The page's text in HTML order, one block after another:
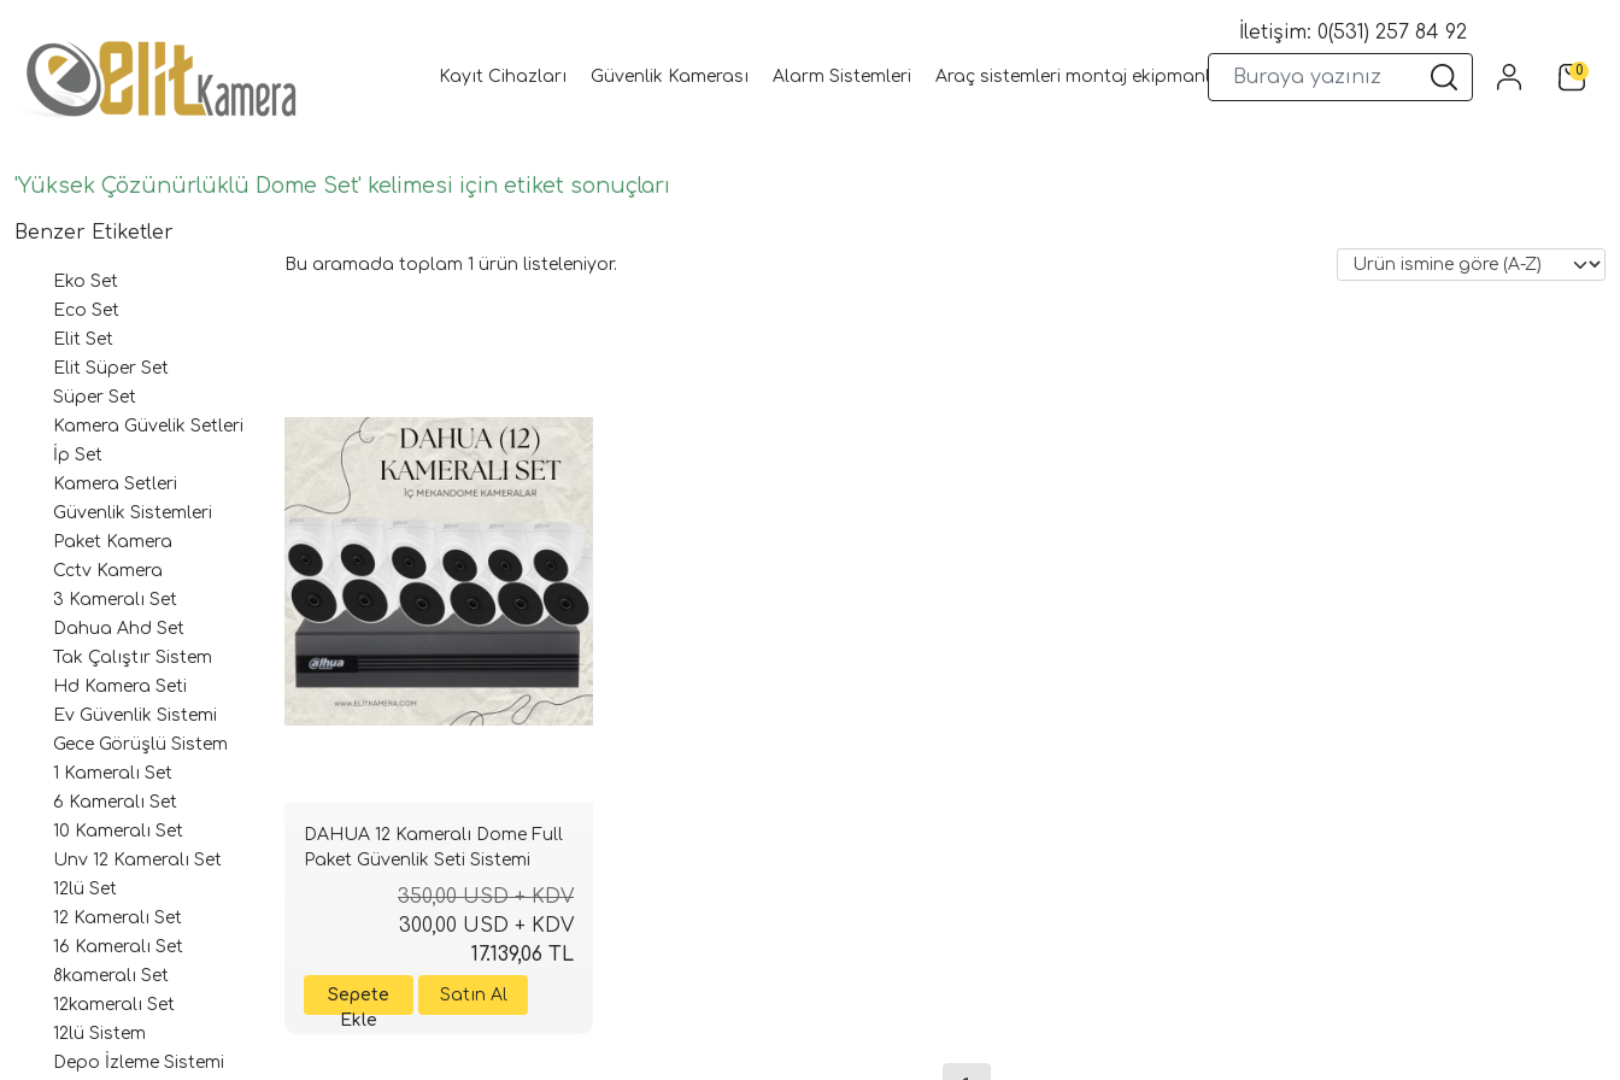
Kayıt Cihazları Güvenlik Kamerası Alarm Sistemleri Araç sistemleri montaj ekipmanları Wifi Kameralar Yangın Sistemleri
İletişim: 0(531) 257 84 92
0
'Yüksek Çözünürlüklü Dome Set' kelimesi için etiket sonuçları
Benzer Etiketler
Eko Set
Eco Set
Elit Set
Elit Süper Set
Süper Set
Kamera Güvelik Setleri
İp Set
Kamera Setleri
Güvenlik Sistemleri
Paket Kamera
Cctv Kamera
3 Kameralı Set
Dahua Ahd Set
Tak Çalıştır Sistem
Hd Kamera Seti
Ev Güvenlik Sistemi
Gece Görüşlü Sistem
1 Kameralı Set
6 Kameralı Set
10 Kameralı Set
Unv 12 Kameralı Set
12lü Set
12 Kameralı Set
16 Kameralı Set
8kameralı Set
12kameralı Set
12lü Sistem
Depo İzleme Sistemi
Bu aramada toplam 1 ürün listeleniyor.
DAHUA 12 Kameralı Dome Full
Paket Güvenlik Seti Sistemi
350,00 USD + KDV
300,00 USD + KDV
17.139,06 TL